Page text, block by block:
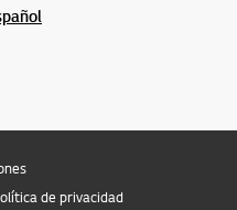
de privacidad